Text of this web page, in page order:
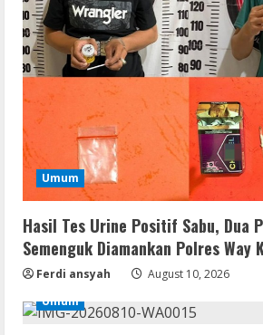
Umum
Hasil Tes Urine Positif Sabu, Dua
Semenguk Diamankan Polres Way
Ferdi ansyah
August 10, 2026
Umum